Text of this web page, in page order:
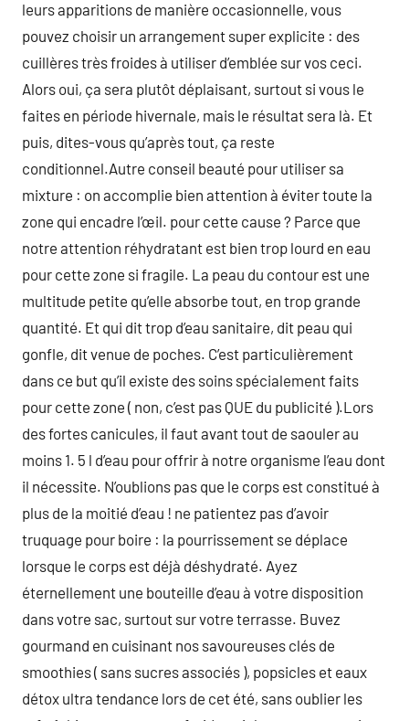
leurs apparitions de manière occasionnelle, vous
pouvez choisir un arrangement super explicite : des
cuillères très froides à utiliser d’emblée sur vos ceci.
Alors oui, ça sera plutôt déplaisant, surtout si vous le
faites en période hivernale, mais le résultat sera là. Et
puis, dites-vous qu’après tout, ça reste
conditionnel.Autre conseil beauté pour utiliser sa
mixture : on accomplie bien attention à éviter toute la
zone qui encadre l’œil. pour cette cause ? Parce que
notre attention réhydratant est bien trop lourd en eau
pour cette zone si fragile. La peau du contour est une
multitude petite qu’elle absorbe tout, en trop grande
quantité. Et qui dit trop d’eau sanitaire, dit peau qui
gonfle, dit venue de poches. C’est particulièrement
dans ce but qu’il existe des soins spécialement faits
pour cette zone ( non, c’est pas QUE du publicité ).Lors
des fortes canicules, il faut avant tout de saouler au
moins 1. 5 l d’eau pour offrir à notre organisme l’eau dont
il nécessite. N’oublions pas que le corps est constitué à
plus de la moitié d’eau ! ne patientez pas d’avoir
truquage pour boire : la pourrissement se déplace
lorsque le corps est déjà déshydraté. Ayez
éternellement une bouteille d’eau à votre disposition
dans votre sac, surtout sur votre terrasse. Buvez
gourmand en cuisinant nos savoureuses clés de
smoothies ( sans sucres associés ), popsicles et eaux
détox ultra tendance lors de cet été, sans oublier les